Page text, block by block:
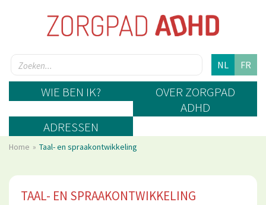
NL FR
WIE BEN IK?
OVER ZORGPAD
ADHD
ADRESSEN
Home Taal- en spraakontwikkeling
TAAL- EN SPRAAKONTWIKKELING